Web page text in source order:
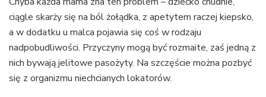
ciągle skarży się na ból żołądka, z apetytem raczej kiepsko,
a w dodatku u malca pojawia się coś w rodzaju
nadpobudliwości. Przyczyny mogą być rozmaite, zaś jedną z
nich bywają jelitowe pasożyty. Na szczęście można pozbyć
się z organizmu niechcianych lokatorów.